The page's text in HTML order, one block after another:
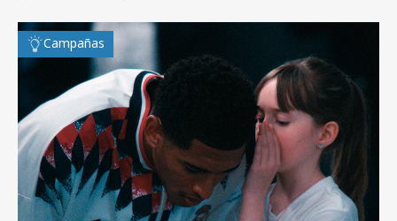
Campañas